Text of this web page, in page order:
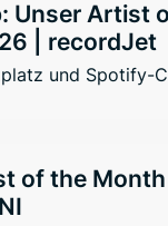
Unser Artist
| recordJet
und Spotify-
of the